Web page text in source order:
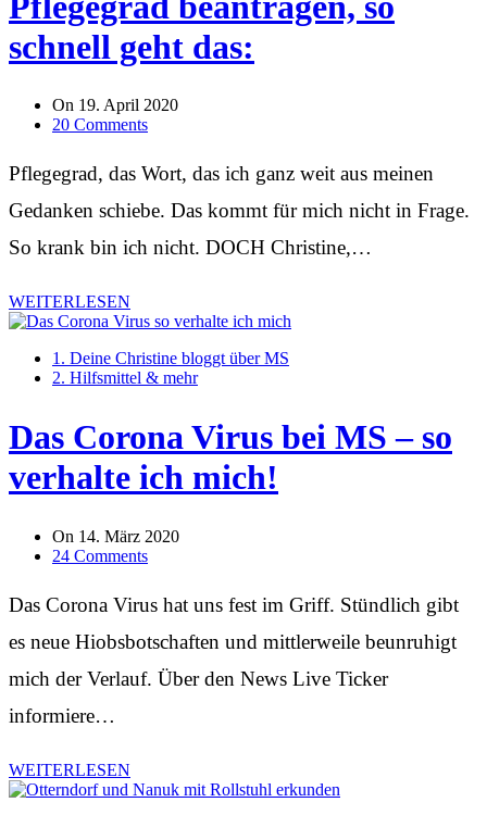
schnell geht das:
On 19. April 2020
20 Comments
Pflegegrad, das Wort, das ich ganz weit aus meinen
Gedanken schiebe. Das kommt für mich nicht in Frage.
So krank bin ich nicht. DOCH Christine,…
WEITERLESEN
1. Deine Christine bloggt über MS
2. Hilfsmittel & mehr
Das Corona Virus bei MS – so
verhalte ich mich!
On 14. März 2020
24 Comments
Das Corona Virus hat uns fest im Griff. Stündlich gibt
es neue Hiobsbotschaften und mittlerweile beunruhigt
mich der Verlauf. Über den News Live Ticker
informiere…
WEITERLESEN